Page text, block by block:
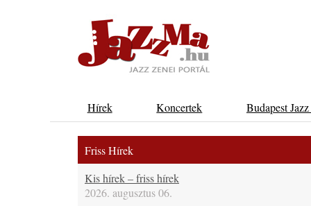
Hírek Koncertek Budapest
Friss Hírek
Kis hírek – friss hírek
2026. augusztus 06.